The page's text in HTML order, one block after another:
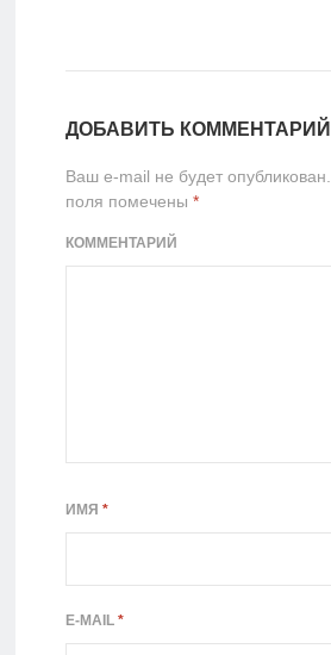
ДОБАВИТЬ КОММЕНТАРИЙ
Ваш e-mail не будет опубликован.
поля помечены *
КОММЕНТАРИЙ
ИМЯ *
E-MAIL *